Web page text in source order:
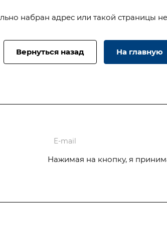
набран адрес или такой страницы
Вернуться назад На главную
Нажимая на кнопку, я